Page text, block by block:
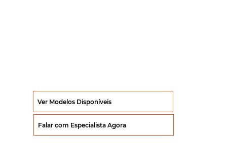
Ver Modelos Disponíveis
Falar com Especialista Agora